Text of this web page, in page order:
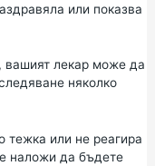
или показва
вашият лекар може да
няколко
тежка или не реагира
наложи да бъдете